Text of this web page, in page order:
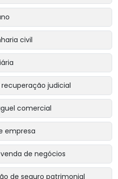
civil
judicial
comercial
empresa
de negócios
de seguro patrimonial